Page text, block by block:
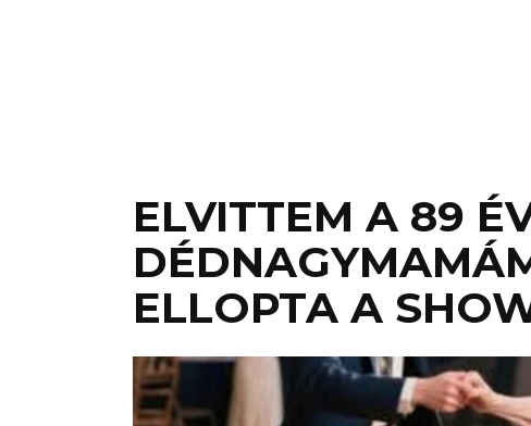
ELVITTEM A 89
ELLOPTA A